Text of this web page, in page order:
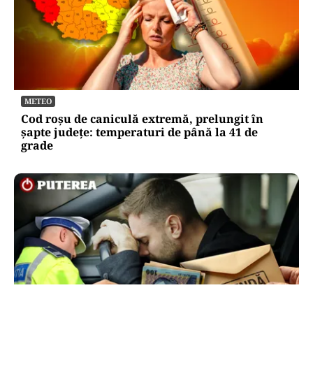
METEO
Cod roșu de caniculă extremă, prelungit în
șapte județe: temperaturi de până la 41 de
grade